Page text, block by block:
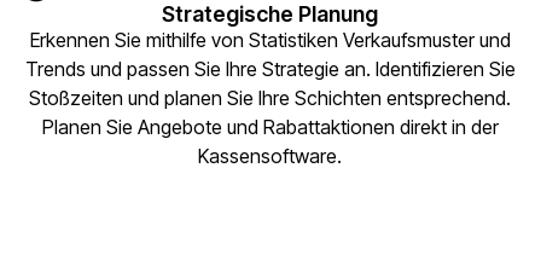
Strategische Planung
Erkennen Sie mithilfe von Statistiken Verkaufsmuster und
Trends und passen Sie Ihre Strategie an. Identifizieren Sie
Stoßzeiten und planen Sie Ihre Schichten entsprechend.
Planen Sie Angebote und Rabattaktionen direkt in der
Kassensoftware.